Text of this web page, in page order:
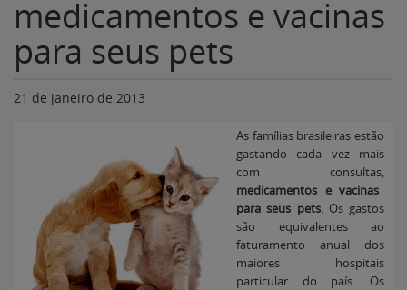
medicamentos e vacinas
para seus pets
21 de janeiro de 2013
As famílias brasileiras estão
gastando cada vez mais
com consultas,
medicamentos e vacinas
para seus pets. Os gastos
são equivalentes ao
faturamento anual dos
maiores hospitais
particular do país. Os